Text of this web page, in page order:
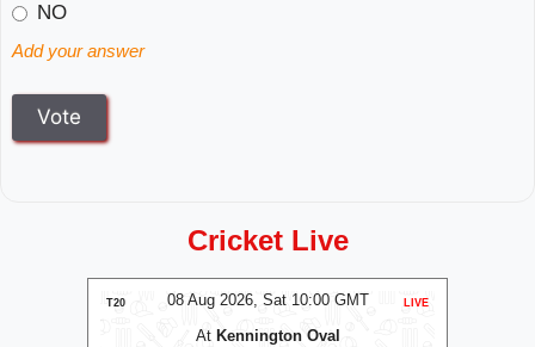
NO
Add your answer
Cricket Live
08 Aug 2026, Sat 10:00 GMT
T20 LIVE
At Kennington Oval